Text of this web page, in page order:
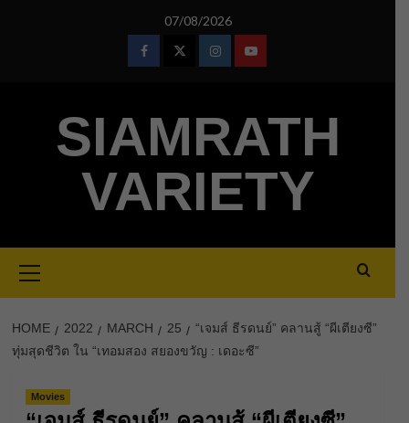
07/08/2026
FacebookTwitterInstagramYoutube
SIAMRATH
VARIETY
Menu
HOME 2022 MARCH 25
“เจมส์ ธีรดนย์” คลานสู้ “ผีเตียงซี”
ทุ่มสุดชีวิต ใน “เทอมสอง สยองขวัญ : เดอะซี”
Movies